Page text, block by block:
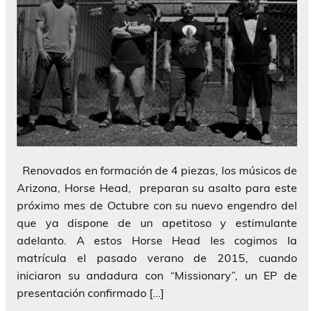
Renovados en formación de 4 piezas, los músicos de
Arizona, Horse Head, preparan su asalto para este
próximo mes de Octubre con su nuevo engendro del
que ya dispone de un apetitoso y estimulante
adelanto. A estos Horse Head les cogimos la
matrícula el pasado verano de 2015, cuando
iniciaron su andadura con “Missionary”, un EP de
presentación confirmado […]